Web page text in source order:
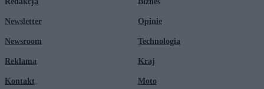
Newsletter
Newsroom
Reklama
Kontakt
Opinie
Technologia
Kraj
Moto